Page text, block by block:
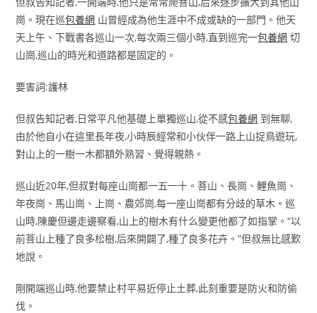
崗。現在巡包養網 山曾經成為他生涯中不成或缺的一部門。他天
天上午、下戰書各巡山一次,每次兩三個小時,直到巡完一包養網 切
山崗,巡山的時光和道路都是固定的。
要害詞:護林
但叔告知記者,日常平凡他基礎上單獨巡山,從不感包養網 到無聊,
由於他自小在這里長年夜,小時辰經常和小伙伴一路上山捉鳥遊玩,
對山上的一樹一木都額外熟習、覺得親熱。
巡山近20年,但叔對每座山崗都一五一十。菩山、長崗、鯉魚崗、
年夜崗、馬山崗、上崗、農郊崗,每一座山崗都有分歧的草木。巡
山時,陳慶但邊走邊察看,山上的樹木有什么變更他都了如指掌。“以
前菩山上種了良多松樹,后來開闢了,種了良多花卉。”但叔無比感歎
地說。
剛開端巡山時,他要禁止村平易近停止土葬,此刻重要是防火和防偷
伐。